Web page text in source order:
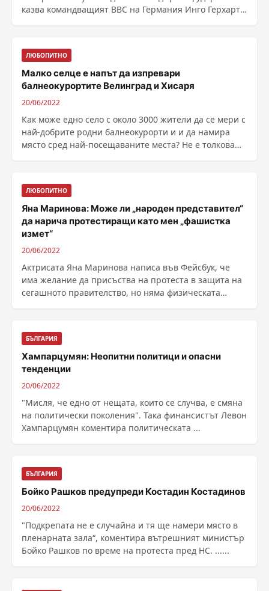
казва командващият ВВС на Германия Инго Герхартц
ЛЮБОПИТНО
Малко селце е напът да изпревари
балнеокурортите Велинград и Хисаря
20/06/2022
Как може едно село с около 3000 жители да се мери с
най-добрите родни балнеокурорти и и да намира
място сред най-посещаваните места? Не е толкова
ЛЮБОПИТНО
Яна Маринова: Може ли „народен представител“
да нарича протестиращи като мен „фашистка
измет“
20/06/2022
Актрисата Яна Маринова написа във Фейсбук, че
има желание да присъства на протеста в защита на
сегашното правителство, но няма физическата
БЪЛГАРИЯ
Хампарцумян: Неопитни политици и опасни
тенденции
20/06/2022
"Мисля, че едно от нещата, които се случва, е смяна
на политически поколения". Така финансистът Левон
Хампарцумян коментира политическата ...
БЪЛГАРИЯ
Бойко Рашков предупреди Костадин Костадинов
20/06/2022
"Подкрепата не е случайна и тя ще намери място в
пленарната зала“, коментира вътрешният министър
Бойко Рашков по време на протеста пред НС. ......